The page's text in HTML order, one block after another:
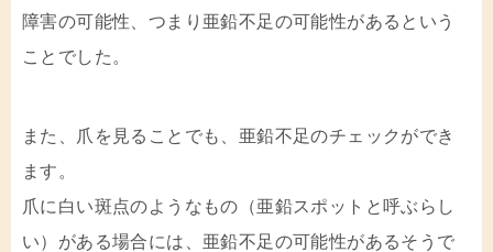
障害の可能性、つまり亜鉛不足の可能性があるという
ことでした。
また、爪を見ることでも、亜鉛不足のチェックができ
ます。
爪に白い斑点のようなもの（亜鉛スポットと呼ぶらし
い）がある場合には、亜鉛不足の可能性があるそうで